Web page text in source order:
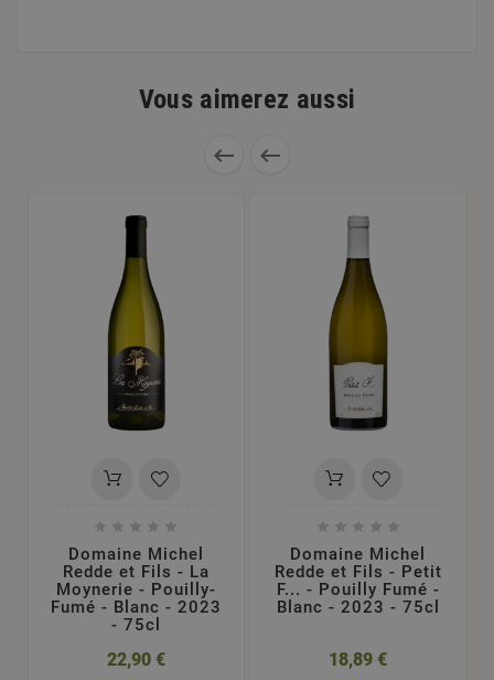
Vous aimerez aussi
 
    
Domaine Michel
Redde et Fils - La
Moynerie - Pouilly-
Fumé - Blanc - 2023
- 75cl
22,90 €
    
Domaine Michel
Redde et Fils - Petit
F... - Pouilly Fumé -
Blanc - 2023 - 75cl
18,89 €